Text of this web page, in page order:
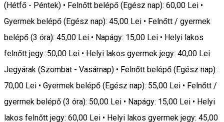
(Hétfő - Péntek) • Felnőtt belépő (Egész nap): 60,00 Lei •
Gyermek belépő (Egész nap): 45,00 Lei • Felnőtt / gyermek
belépő (3 óra): 45,00 Lei • Napágy: 15,00 Lei • Helyi lakos
felnőtt jegy: 50,00 Lei • Helyi lakos gyermek jegy: 40,00 Lei
Jegyárak (Szombat - Vasárnap) • Felnőtt belépő (Egész nap):
70,00 Lei • Gyermek belépő (Egész nap): 55,00 Lei • Felnőtt /
gyermek belépő (3 óra): 50,00 Lei • Napágy: 15,00 Lei • Helyi
lakos felnőtt jegy: 60,00 Lei • Helyi lakos gyermek jegy: 45,00